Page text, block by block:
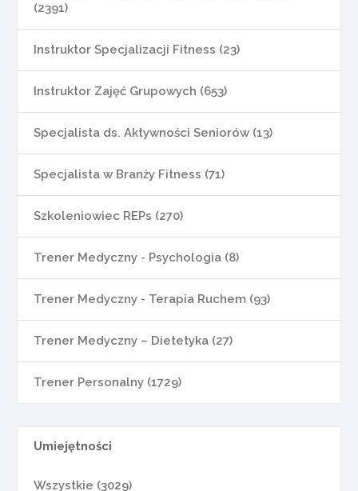
(2391)
Instruktor Specjalizacji Fitness (23)
Instruktor Zajęć Grupowych (653)
Specjalista ds. Aktywności Seniorów (13)
Specjalista w Branży Fitness (71)
Szkoleniowiec REPs (270)
Trener Medyczny - Psychologia (8)
Trener Medyczny - Terapia Ruchem (93)
Trener Medyczny – Dietetyka (27)
Trener Personalny (1729)
Umiejętności
Wszystkie (3029)